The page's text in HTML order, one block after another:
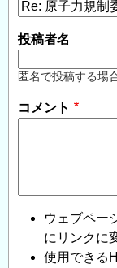
投稿者名
匿名で投稿する場
コメント
ウェブペー
にリンクに
使用できる